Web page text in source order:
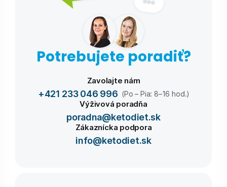
Potrebujete poradiť?
Zavolajte nám
+421 233 046 996 (Po – Pia: 8–16 hod.)
Výživová poradňa
poradna@ketodiet.sk
Zákaznícka podpora
info@ketodiet.sk